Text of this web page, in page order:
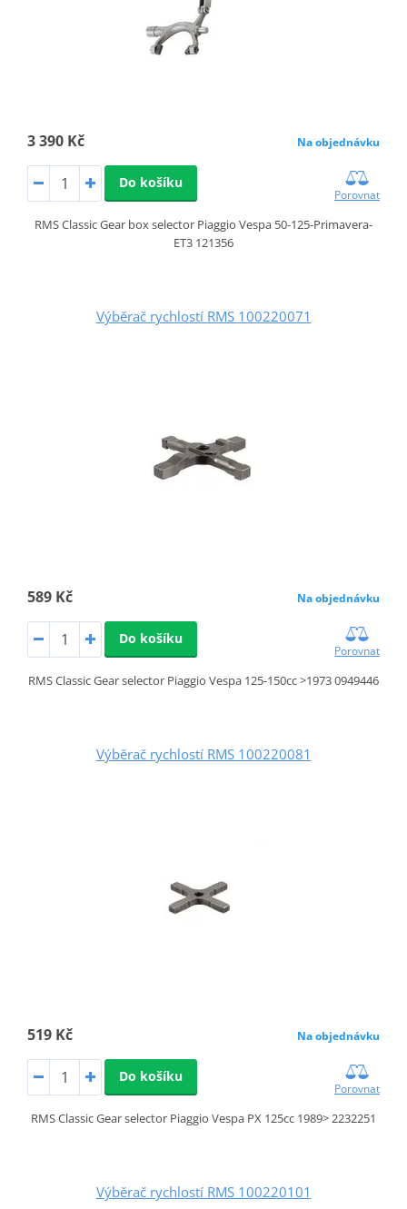
3 390 Kč Na objednávku
Do košíku
Porovnat
RMS Classic Gear box selector Piaggio Vespa 50-125-Primavera-
ET3 121356
Výběrač rychlostí RMS 100220071
589 Kč Na objednávku
Do košíku
Porovnat
RMS Classic Gear selector Piaggio Vespa 125-150cc >1973 0949446
Výběrač rychlostí RMS 100220081
519 Kč Na objednávku
Do košíku
Porovnat
RMS Classic Gear selector Piaggio Vespa PX 125cc 1989> 2232251
Výběrač rychlostí RMS 100220101